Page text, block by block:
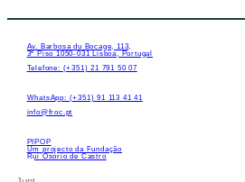
Av. Barbosa du Bocage, 113,
3º Piso 1050-031 Lisboa, Portugal
Telefone: (+351) 21 791 50 07
WhatsApp: (+351) 91 113 41 41
info@froc.pt
PIPOP
Um projecto da Fundação
Rui Osório de Castro